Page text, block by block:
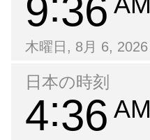
9 36
木曜日, 8月 6, 2026
日本の時刻
4 36 AM